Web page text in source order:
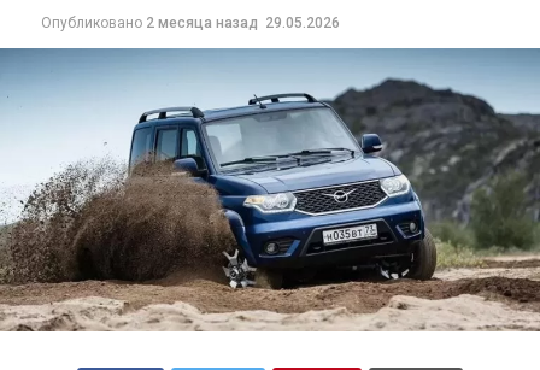
Опубликовано 2 месяца назад 29.05.2026